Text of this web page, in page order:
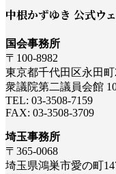
中根かずゆき 公式ウ
国会事務所
〒100-8982
東京都千代田区永田町
衆議院第二議員会館
TEL: 03-3508-7159
FAX: 03-3508-3709
埼玉事務所
〒365-0068
埼玉県鴻巣市愛の町